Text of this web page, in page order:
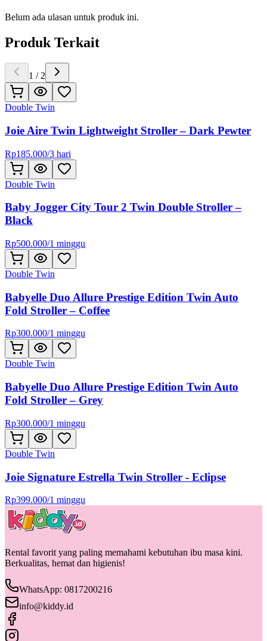
Belum ada ulasan untuk produk ini.
Produk Terkait
1 / 2
Double Twin
Joie Aire Twin Lightweight Stroller – Dark Pewter
Rp185.000/3 hari
Double Twin
Baby Jogger City Tour 2 Twin Double Stroller –
Black
Rp500.000/1 minggu
Double Twin
Babyelle Duo Allure Prestige Edition Twin Auto
Fold Stroller – Coffee
Rp300.000/1 minggu
Double Twin
Babyelle Duo Allure Prestige Edition Twin Auto
Fold Stroller – Grey
Rp300.000/1 minggu
Double Twin
Joie Signature Estrella Twin Stroller - Eclipse
Rp399.000/1 minggu
Rental favorit yang paling memahami kebutuhan ibu masa kini.
Berkualitas, hemat dan higienis!
WhatsApp: 0817200216
info@kiddy.id